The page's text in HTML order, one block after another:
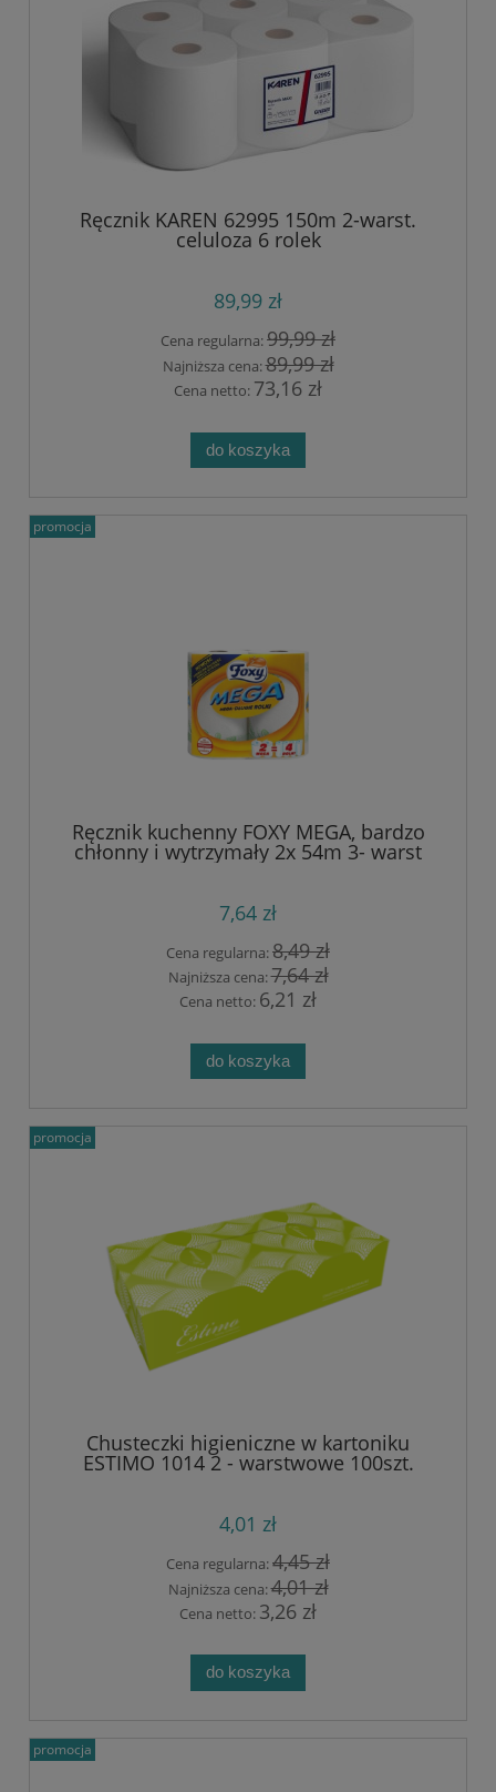
Ręcznik KAREN 62995 150m 2-warst.
celuloza 6 rolek
89,99 zł
Cena regularna:99,99 zł
Najniższa cena:89,99 zł
Cena netto: 73,16 zł
do koszyka
Ręcznik kuchenny FOXY MEGA, bardzo
chłonny i wytrzymały 2x 54m 3- warst
celuloza
7,64 zł
Cena regularna:8,49 zł
Najniższa cena:7,64 zł
Cena netto: 6,21 zł
do koszyka
promocja
Chusteczki higieniczne w kartoniku
ESTIMO 1014 2 - warstwowe 100szt.
4,01 zł
Cena regularna:4,45 zł
Najniższa cena:4,01 zł
Cena netto: 3,26 zł
do koszyka
promocja
promocja